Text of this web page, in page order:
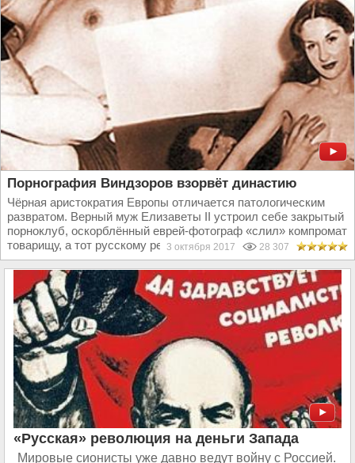
Порнография Виндзоров взорвёт династию
Чёрная аристократия Европы отличается патологическим
развратом. Верный муж Елизаветы II устроил себе закрытый
порноклуб, оскорблённый еврей-фотограф «слил» компромат
товарищу, а тот русскому резиденту в Лондоне и понеслось...
3 октября 2017 28 307
«Русская» революция на деньги Запада
Мировые сионисты уже давно ведут войну с Россией.